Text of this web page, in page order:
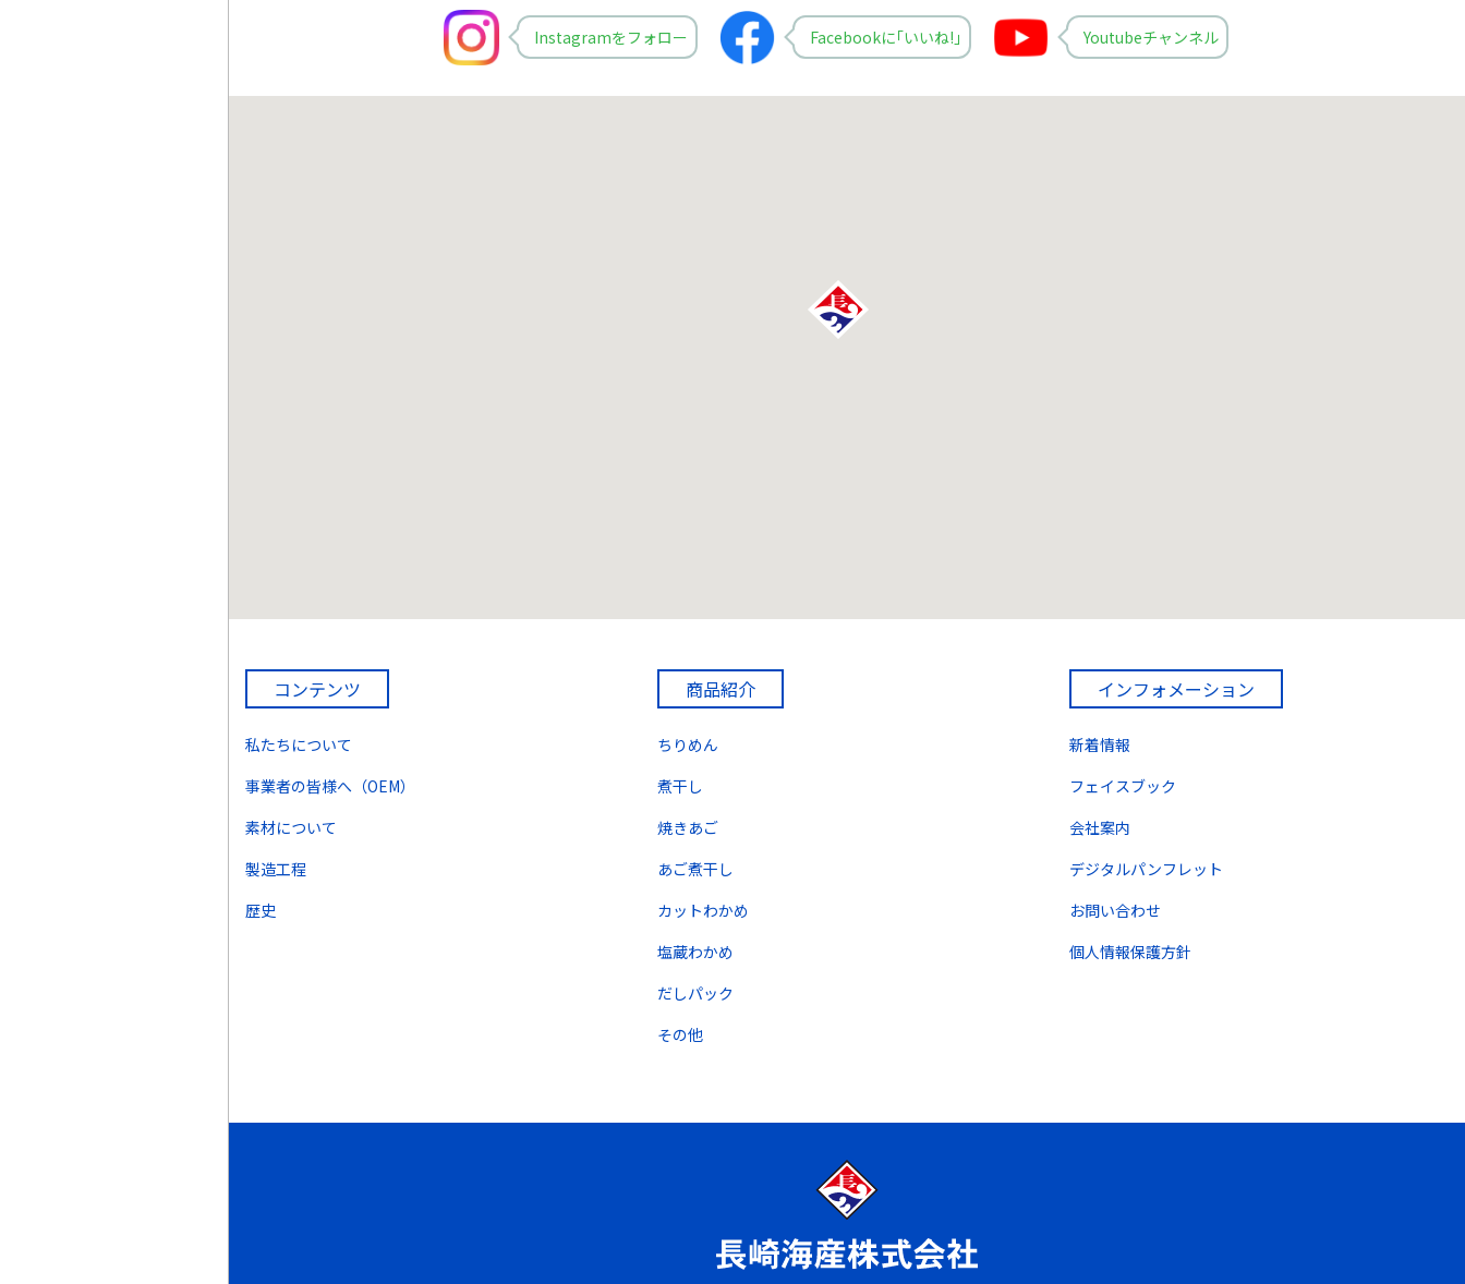
Instagramをフォロー Facebookに｢いいね!｣ Youtubeチャンネル
コンテンツ
私たちについて
事業者の皆様へ（OEM）
素材について
製造工程
歴史
商品紹介
ちりめん
煮干し
焼きあご
あご煮干し
カットわかめ
塩蔵わかめ
だしパック
その他
インフォメーション
新着情報
フェイスブック
会社案内
デジタルパンフレット
お問い合わせ
個人情報保護方針